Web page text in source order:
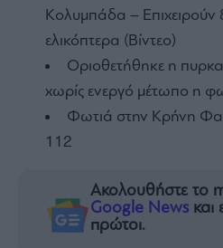
Κολυμπάδα –
ελικόπτερα (Βίντεο)
Οριοθετήθηκε η
χωρίς ενεργό μέτωπο η
Φωτιά στην Κρήνη
112
Ακολουθήστε το
Google News και
πρώτοι.